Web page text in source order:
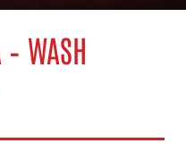
– WASH